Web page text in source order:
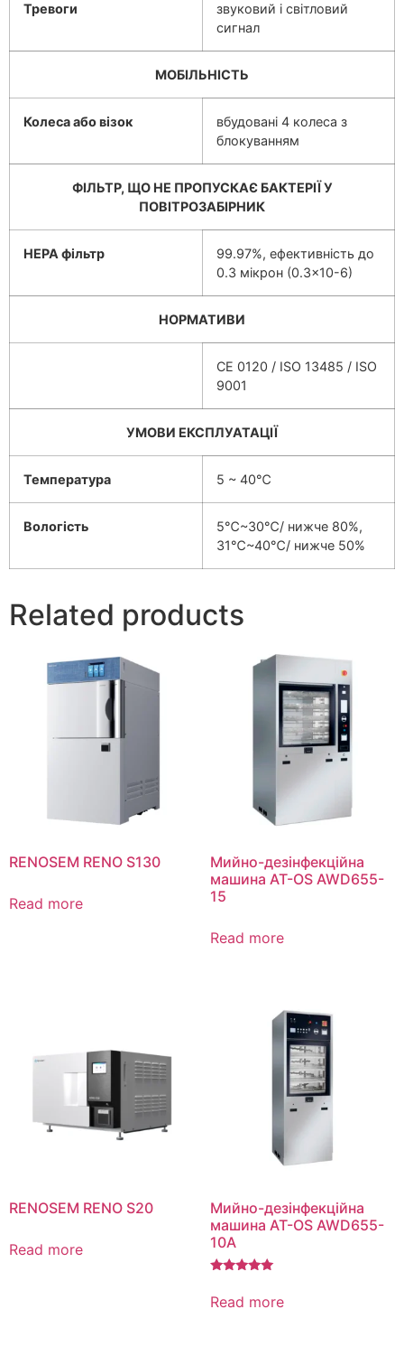
Тревоги
звуковий і світловий
сигнал
МОБІЛЬНІСТЬ
Колеса або візок
вбудовані 4 колеса з
блокуванням
ФІЛЬТР, ЩО НЕ ПРОПУСКАЄ БАКТЕРІЇ У
ПОВІТРОЗАБІРНИК
HEPA фільтр
99.97%, ефективність до
0.3 мікрон (0.3×10-6)
НОРМАТИВИ
CE 0120 / ISO 13485 / ISO
9001
УМОВИ ЕКСПЛУАТАЦІЇ
Температура 5 ~ 40℃
Вологість
5℃~30℃/ нижче 80%,
31℃~40℃/ нижче 50%
Related products
RENOSEM RENO S130
Read more
Мийно-дезінфекційна
машина AT-OS AWD655-
15
Read more
RENOSEM RENO S20
Read more
Мийно-дезінфекційна
машина AT-OS AWD655-
10A
5.00
out of 5
Read more